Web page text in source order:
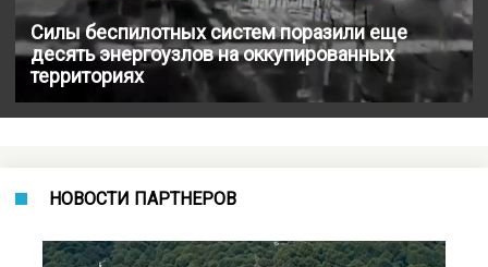
Силы беспилотных систем поразили еще
десять энергоузлов на оккупированных
территориях
НОВОСТИ ПАРТНЕРОВ